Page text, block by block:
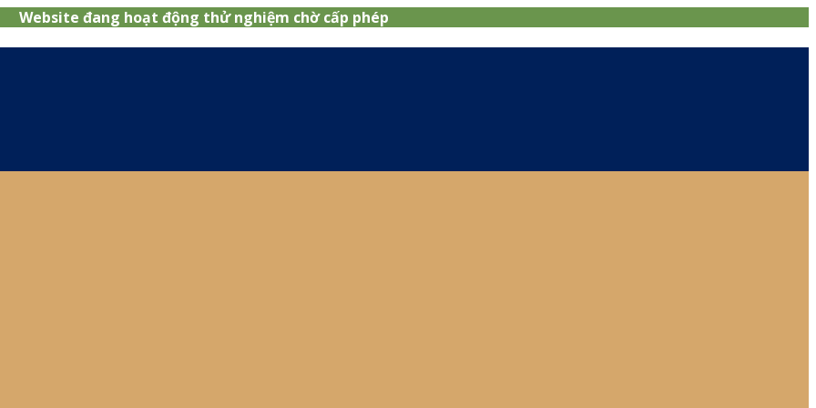
Website đang hoạt động thử nghiệm chờ cấp phép